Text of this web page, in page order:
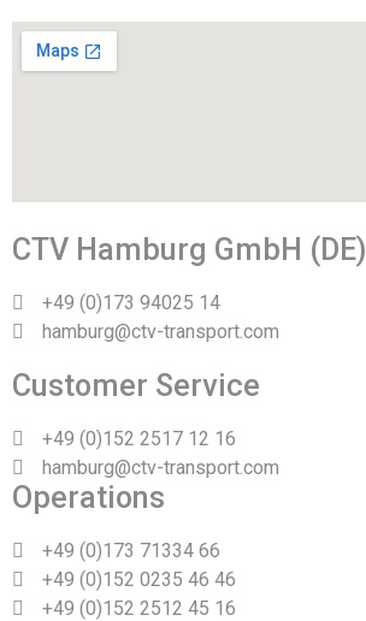
CTV Hamburg GmbH (DE)
+49 (0)173 94025 14
hamburg@ctv-transport.com
Customer Service
+49 (0)152 2517 12 16
hamburg@ctv-transport.com
Operations
+49 (0)173 71334 66
+49 (0)152 0235 46 46
+49 (0)152 2512 45 16